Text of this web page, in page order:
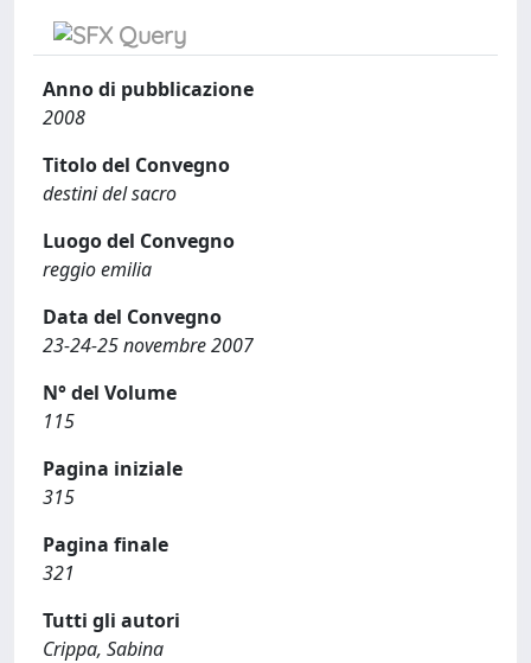
Anno di pubblicazione
2008
Titolo del Convegno
destini del sacro
Luogo del Convegno
reggio emilia
Data del Convegno
23-24-25 novembre 2007
N° del Volume
115
Pagina iniziale
315
Pagina finale
321
Tutti gli autori
Crippa, Sabina